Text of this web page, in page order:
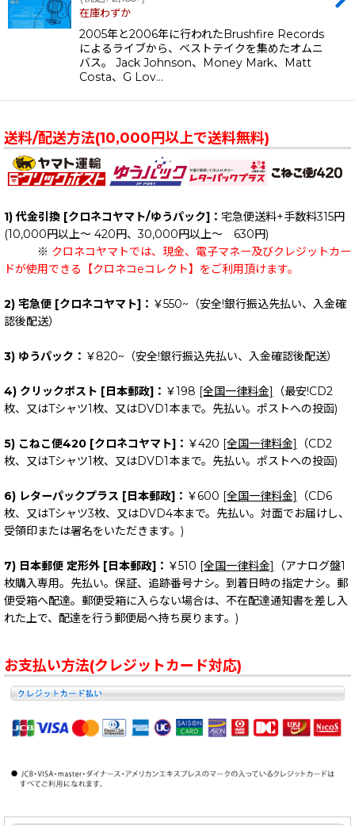
在庫わずか
2005年と2006年に行われたBrushfire Records
によるライブから、ベストテイクを集めたオムニ
バス。 Jack Johnson、Money Mark、Matt
Costa、G Lov…
送料/配送方法(10,000円以上で送料無料)
1) 代金引換 [クロネコヤマト/ゆうパック]： 宅急便送料+手数料315円
(10,000円以上～ 420円、30,000円以上～ 630円)
※ クロネコヤマトでは、現金、電子マネー及びクレジットカー
ドが使用できる【クロネコeコレクト】をご利用頂けます。
2) 宅急便 [クロネコヤマト]： ￥550~（安全!銀行振込先払い、入金確
認後配送）
3) ゆうパック： ￥820~（安全!銀行振込先払い、入金確認後配送）
4) クリックポスト [日本郵政]： ￥198 [全国一律料金]
（最安!CD2
枚、又はTシャツ1枚、又はDVD1本まで。先払い。ポストへの投函)
5) こねこ便420 [クロネコヤマト]： ￥420 [全国一律料金]
（CD2
枚、又はTシャツ1枚、又はDVD1本まで。先払い。ポストへの投函)
6) レターパックプラス [日本郵政]： ￥600 [全国一律料金]
（CD6
枚、又はTシャツ3枚、又はDVD4本まで。先払い。対面でお届けし、
受領印または署名をいただきます。)
7) 日本郵便 定形外 [日本郵政]： ￥510 [全国一律料金]
（アナログ盤1
枚購入専用。先払い。保証、追跡番号ナシ。到着日時の指定ナシ。郵
便受箱へ配達。郵便受箱に入らない場合は、不在配達通知書を差し入
れた上で、配達を行う郵便局へ持ち戻ります。)
お支払い方法(クレジットカード対応)